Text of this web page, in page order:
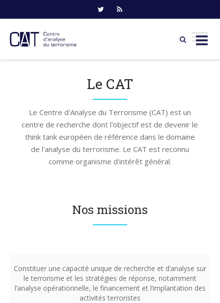
Le CAT
Le Centre d'Analyse du Terrorisme (CAT) est un
centre de recherche dont l'objectif est de devenir le
think tank européen de référence dans le domaine
de l'analyse du terrorisme. Le CAT est reconnu
comme organisme d'intérêt général.
Nos missions
Constituer une capacité unique de recherche et d’analyse sur
le terrorisme et les stratégies de réponse, notamment
l’analyse opérationnelle, le financement et l’implantation des
activités terroristes